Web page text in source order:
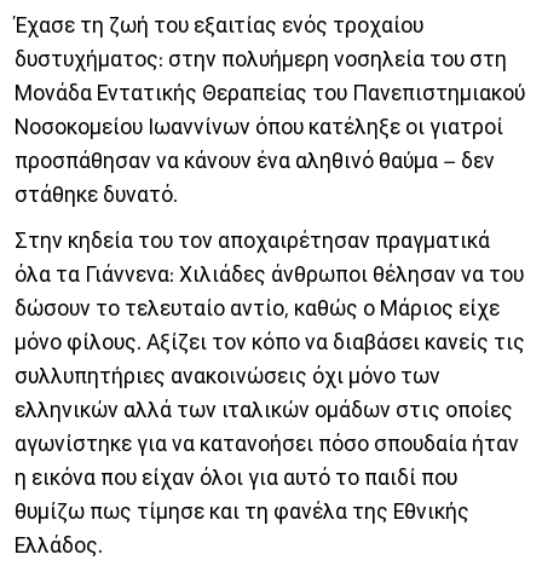
Έχασε τη ζωή του εξαιτίας ενός τροχαίου
δυστυχήματος: στην πολυήμερη νοσηλεία του στη
Μονάδα Εντατικής Θεραπείας του Πανεπιστημιακού
Νοσοκομείου Ιωαννίνων όπου κατέληξε οι γιατροί
προσπάθησαν να κάνουν ένα αληθινό θαύμα – δεν
στάθηκε δυνατό.
Στην κηδεία του τον αποχαιρέτησαν πραγματικά
όλα τα Γιάννενα: Χιλιάδες άνθρωποι θέλησαν να του
δώσουν το τελευταίο αντίο, καθώς ο Μάριος είχε
μόνο φίλους. Αξίζει τον κόπο να διαβάσει κανείς τις
συλλυπητήριες ανακοινώσεις όχι μόνο των
ελληνικών αλλά των ιταλικών ομάδων στις οποίες
αγωνίστηκε για να κατανοήσει πόσο σπουδαία ήταν
η εικόνα που είχαν όλοι για αυτό το παιδί που
θυμίζω πως τίμησε και τη φανέλα της Εθνικής
Ελλάδος.